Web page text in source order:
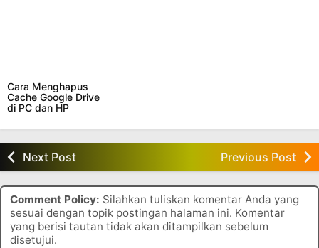
Cara Menghapus
Cache Google Drive
di PC dan HP
Next Post Previous Post
Comment Policy: Silahkan tuliskan komentar Anda yang
sesuai dengan topik postingan halaman ini. Komentar
yang berisi tautan tidak akan ditampilkan sebelum
disetujui.